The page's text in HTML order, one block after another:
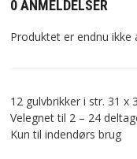
0 ANMELDELSER
Produktet er endnu ikke
12 gulvbrikker i str. 31 x
Velegnet til 2 – 24
Kun til indendørs brug